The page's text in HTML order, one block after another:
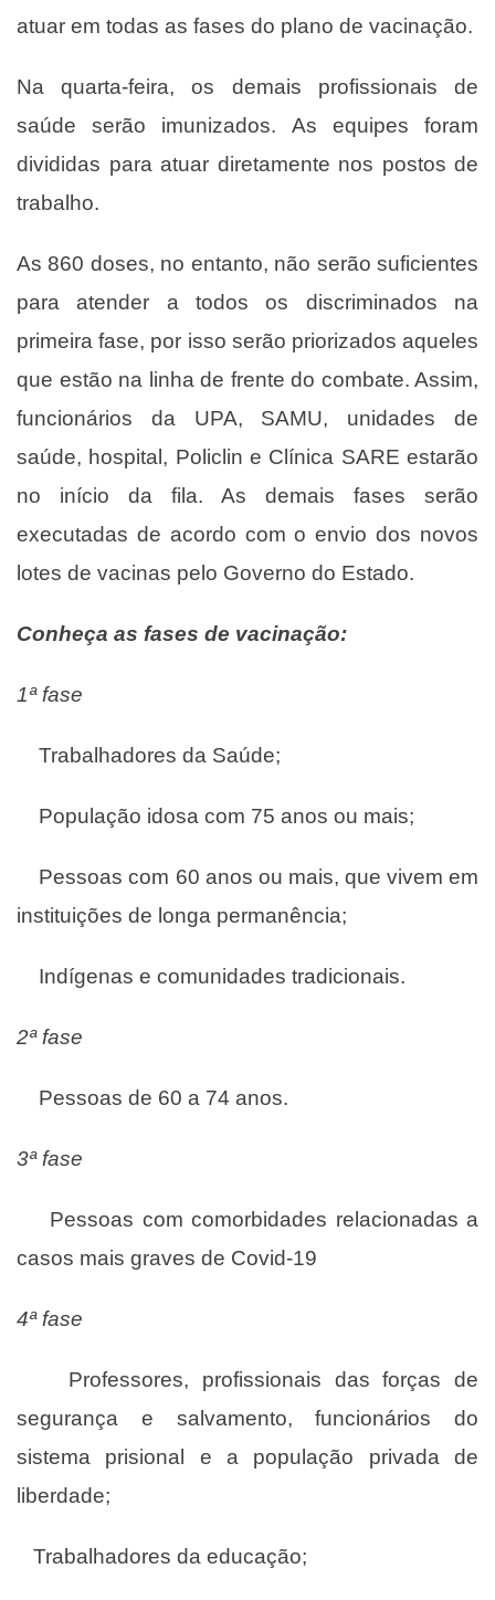
atuar em todas as fases do plano de vacinação.
Na quarta-feira, os demais profissionais de
saúde serão imunizados. As equipes foram
divididas para atuar diretamente nos postos de
trabalho.
As 860 doses, no entanto, não serão suficientes
para atender a todos os discriminados na
primeira fase, por isso serão priorizados aqueles
que estão na linha de frente do combate. Assim,
funcionários da UPA, SAMU, unidades de
saúde, hospital, Policlin e Clínica SARE estarão
no início da fila. As demais fases serão
executadas de acordo com o envio dos novos
lotes de vacinas pelo Governo do Estado.
Conheça as fases de vacinação:
1ª fase
Trabalhadores da Saúde;
População idosa com 75 anos ou mais;
Pessoas com 60 anos ou mais, que vivem em
instituições de longa permanência;
Indígenas e comunidades tradicionais.
2ª fase
Pessoas de 60 a 74 anos.
3ª fase
Pessoas com comorbidades relacionadas a
casos mais graves de Covid-19
4ª fase
Professores, profissionais das forças de
segurança e salvamento, funcionários do
sistema prisional e a população privada de
liberdade;
Trabalhadores da educação;